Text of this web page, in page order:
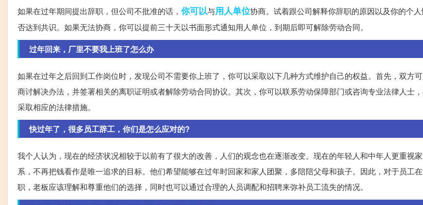
如果在过年期间提出辞职，但公司不批准的话，你可以与用人单位协商。试着跟公司解释你辞职的原因以及你的个
否达到共识。如果无法协商，你可以提前三十天以书面形式通知用人单位，到期后即可解除劳动合同。
过年回来，厂里不要我上班了怎么办
如果在过年之后回到工作岗位时，发现公司不需要你上班了，你可以采取以下几种方式维护自己的权益。首先，双方可
商讨解决办法，并签署相关的离职证明或者解除劳动合同协议。其次，你可以联系劳动保障部门或咨询专业法律人士
采取相应的法律措施。
快过年了，很多员工辞工，你们是怎么应对的?
我个人认为，现在的经济状况相较于以前有了很大的改善，人们的观念也在逐渐改变。现在的年轻人和中年人更重视
系，不再把钱看作是唯一追求的目标。他们希望能够在过年时回家和家人团聚，多陪陪父母和孩子。因此，对于员工
职，老板应该理解和尊重他们的选择，同时也可以通过合理的人员调配和招聘来弥补员工流失的情况。